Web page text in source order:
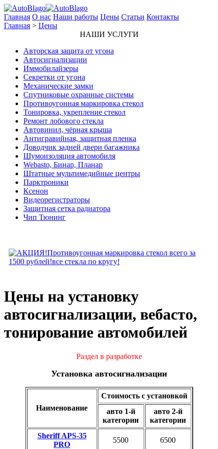
Главная О нас Наши работы Цены Статьи Контакты
Главная > Цены
НАШИ УСЛУГИ
Авторская защита от угона
Автосигнализации
Иммобилайзеры
Секретки от угона
Механические замки
Спутниковые охранные системы
Противоугонная маркировка стекол
Тонировка, укрепление стекол
Ремонт лобового стекла
Автовинил, чёрная крыша
Антигравийная, защитная пленка
Доводчик задней двери багажника
Шумоизоляция автомобиля
Webasto, Бинар, Планар
Штатные мультимедийные центры
Парктроники
Ксенон
Видеорегистраторы
Защитная сетка радиатора
Чип Тюнинг
Цены на установку
автосигнализации, вебасто,
тонирование автомобилей
Раздел в разработке
Установка автосигнализации
Наименование
Стоимость с установкой
авто 1-й
категории
авто 2-й
категории
Sheriff APS-35
PRO
5500 6500